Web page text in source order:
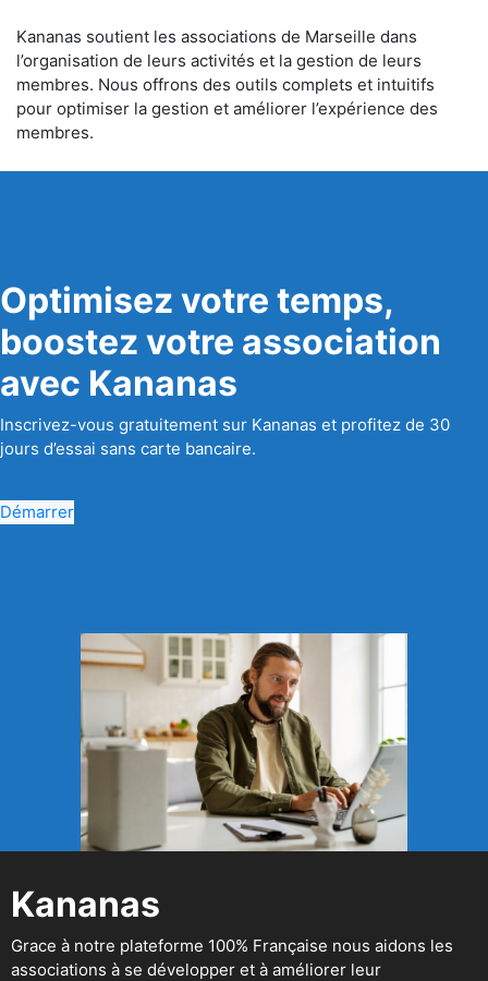
Kananas soutient les associations de Marseille dans
l’organisation de leurs activités et la gestion de leurs
membres. Nous offrons des outils complets et intuitifs
pour optimiser la gestion et améliorer l’expérience des
membres.
Optimisez votre temps,
boostez votre association
avec Kananas
Inscrivez-vous gratuitement sur Kananas et profitez de 30
jours d’essai sans carte bancaire.
Démarrer
Kananas
Grace à notre plateforme 100% Française nous aidons les
associations à se développer et à améliorer leur